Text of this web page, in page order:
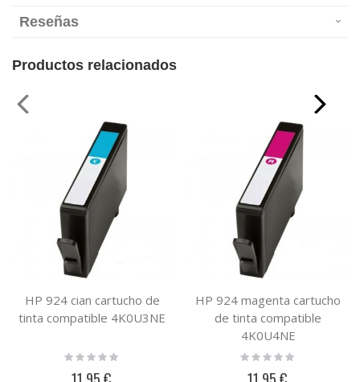
Reseñas
Productos relacionados
HP 924 cian cartucho de
tinta compatible 4K0U3NE
Rating:
HP 924 magenta cartucho
de tinta compatible
4K0U4NE
Rating: